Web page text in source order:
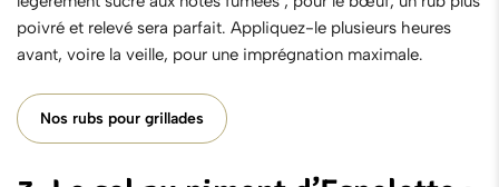
poivré et relevé sera parfait. Appliquez-le plusieurs heures
avant, voire la veille, pour une imprégnation maximale.
Nos rubs pour grillades